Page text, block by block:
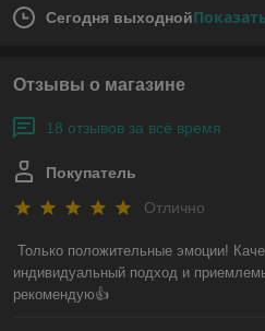
Сегодня выходной
Отзывы о магазине
18 отзывов за всё время
Покупатель
Отлично
Только положительные эмоции!
индивидуальный подход и
рекомендую👍